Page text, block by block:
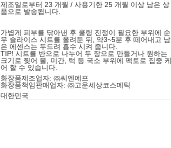
제조일로부터 23 개월 / 사용기한 25 개월 이상 남은 상
품으로 발송됩니다.
가볍게 피부를 닦아낸 후 쿨링 진정이 필요한 부위에 순
무 슬라이스 시트를 올려둔 뒤, 약3~5분 후 떼어내고 남
은 에센스는 두드려 흡수 시켜 줍니다.
TIP! 시트를 반으로 나누어 두 장으로 만들거나 원하는
크기로 찢어 볼, 미간, 턱 등 국소 부위에 팩토로 집중 케
어 할 수 있습니다.
화장품제조업자: ㈜씨엔에프
화장품책임판매업자: ㈜고운세상코스메틱
대한민국